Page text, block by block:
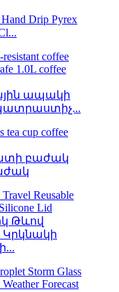
Drip Pyrex
ապակի
բաժակ
Թևով